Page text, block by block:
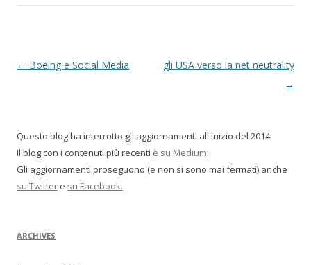
P
n
v
a
← Boeing e Social Media
gli USA verso la net neutrality
→
Questo blog ha interrotto gli aggiornamenti all'inizio del 2014.
Il blog con i contenuti più recenti è su Medium.
Gli aggiornamenti proseguono (e non si sono mai fermati) anche
su Twitter e su Facebook.
ARCHIVES